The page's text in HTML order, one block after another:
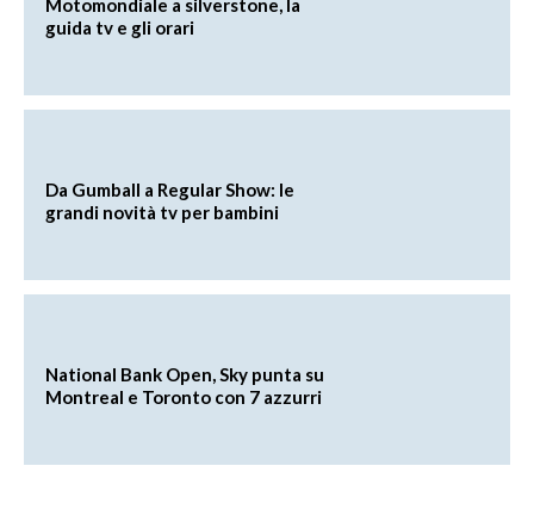
guida tv e gli orari
Da Gumball a Regular Show: le
grandi novità tv per bambini
National Bank Open, Sky punta su
Montreal e Toronto con 7 azzurri